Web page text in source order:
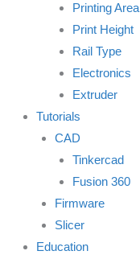
Printing Area
Print Height
Rail Type
Electronics
Extruder
Tutorials
CAD
Tinkercad
Fusion 360
Firmware
Slicer
Education